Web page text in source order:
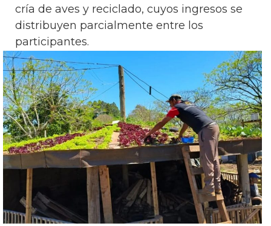
cría de aves y reciclado, cuyos ingresos se
distribuyen parcialmente entre los
participantes.